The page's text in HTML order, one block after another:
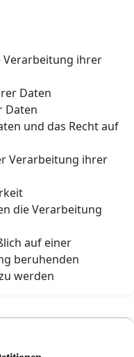
Verarbeitung ihrer
Daten
Daten
und das Recht auf
Verarbeitung ihrer
die Verarbeitung
auf einer
beruhenden
werden